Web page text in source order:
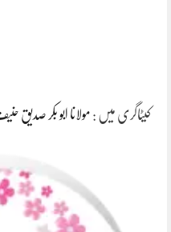
کیٹاگری میں : مولانا ابو بکر صدیق